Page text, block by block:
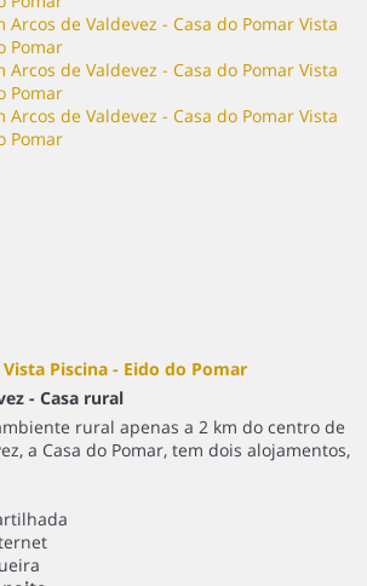
Piscina - Eido do Pomar
- Casa rural
rural apenas a 2 km do centro de
a Casa do Pomar, tem dois alojamentos,